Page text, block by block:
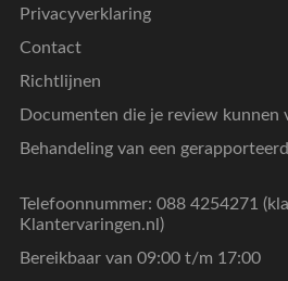
Privacyverklaring
Contact
Richtlijnen
Documenten die je review kunnen
Behandeling van een
Telefoonnummer: 088 4254271
Klantervaringen.nl)
Bereikbaar van 09:00 t/m 17:00